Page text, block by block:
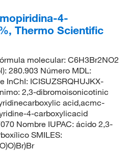
4-
Thermo Scientific
molecular: C6H3Br2NO2
280.903 Número MDL:
InChI: ICISUZSRQHUJKX-
2,3-dibromoisonicotinic
acid,acmc-
4-carboxylicacid
Nombre IUPAC: ácido 2,3-
SMILES: